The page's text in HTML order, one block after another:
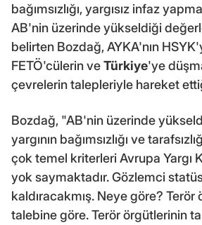
bağımsızlığı, yargısız infaz
AB'nin üzerinde yükseldiği
belirten Bozdağ, AYKA'nın
FETÖ'cülerin veTürkiye'ye
çevrelerin talepleriyle hareket
Bozdağ, "AB'nin üzerinde
yargının bağımsızlığı ve
çok temel kriterleri Avrupa Yargı
yok saymaktadır. Gözlemci
kaldıracakmış. Neye göre? Terör
talebine göre. Terör örgütlerinin